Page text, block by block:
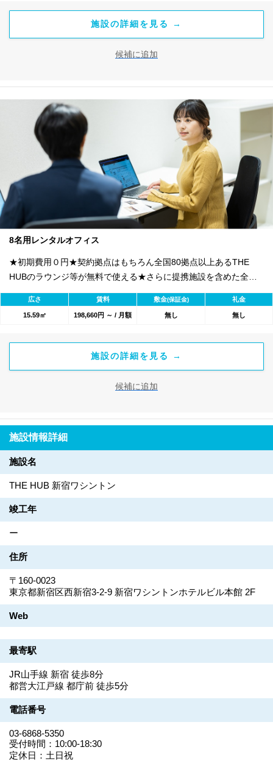
施設の詳細を見る →
候補に追加
8名用レンタルオフィス
★初期費用０円★契約拠点はもちろん全国80拠点以上あるTHE
HUBのラウンジ等が無料で使える★さらに提携施設を含めた全
1800のワークスペースが利用可能★
広さ 賃料 敷金(保証金) 礼金
15.59㎡ 198,660円 ～ / 月額 無し 無し
施設の詳細を見る →
候補に追加
施設情報詳細
施設名
THE HUB 新宿ワシントン
竣工年
ー
住所
〒160-0023
東京都新宿区西新宿3-2-9 新宿ワシントンホテルビル本館 2F
Web
最寄駅
JR山手線 新宿 徒歩8分
都営大江戸線 都庁前 徒歩5分
電話番号
03-6868-5350
受付時間：10:00-18:30
定休日：土日祝